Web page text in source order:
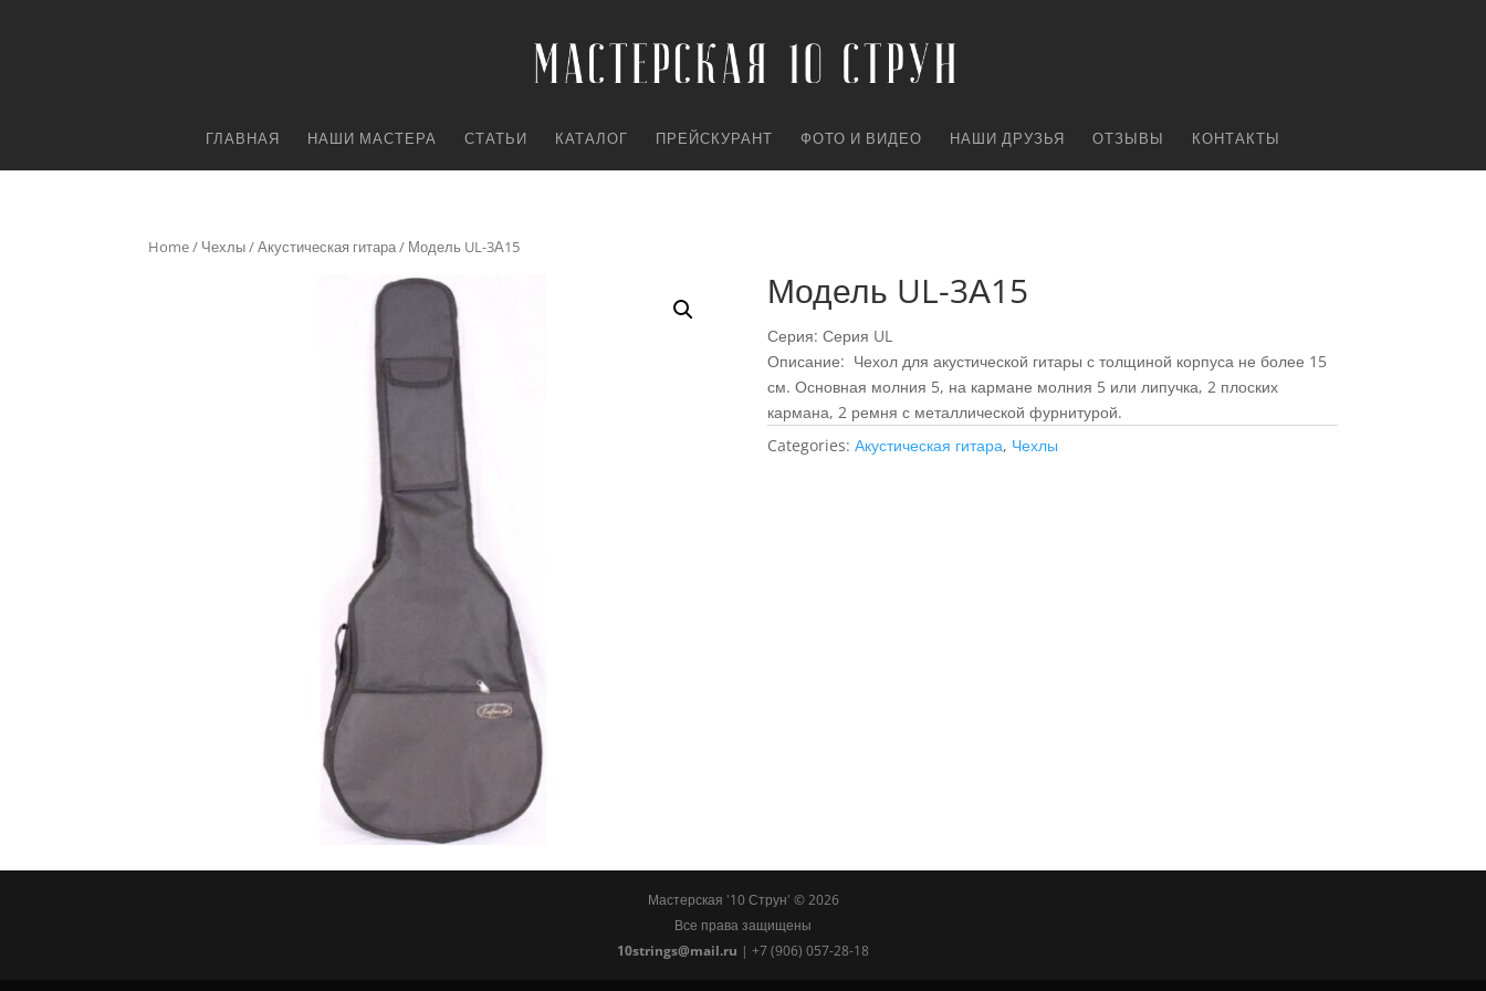
ГЛАВНАЯ НАШИ МАСТЕРА СТАТЬИ КАТАЛОГ ПРЕЙСКУРАНТ ФОТО И ВИДЕО НАШИ ДРУЗЬЯ ОТЗЫВЫ КОНТАКТЫ
Home/ Чехлы/Акустическая гитара/ Модель UL-3А15
Модель UL-3А15
Серия: Серия UL
Описание: Чехол для акустической гитары с толщиной корпуса не более 15
см. Основная молния 5, на кармане молния 5 или липучка, 2 плоских
кармана, 2 ремня с металлической фурнитурой.
Categories: Акустическая гитара, Чехлы
Мастерская '10 Струн' ©2026
Все права защищены
10strings@mail.ru | +7 (906) 057-28-18